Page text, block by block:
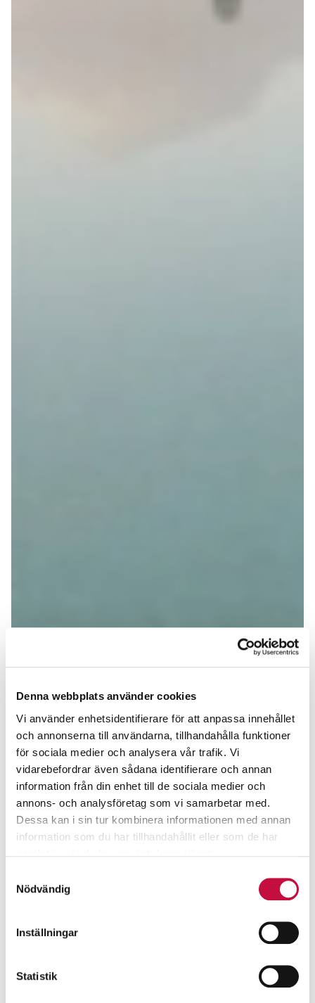
Denna webbplats använder cookies
Vi använder enhetsidentifierare för att anpassa innehållet
och annonserna till användarna, tillhandahålla funktioner
för sociala medier och analysera vår trafik. Vi
vidarebefordrar även sådana identifierare och annan
information från din enhet till de sociala medier och
annons- och analysföretag som vi samarbetar med.
Dessa kan i sin tur kombinera informationen med annan
information som du har tillhandahållit eller som de har
Nödvändig
Inställningar
Statistik